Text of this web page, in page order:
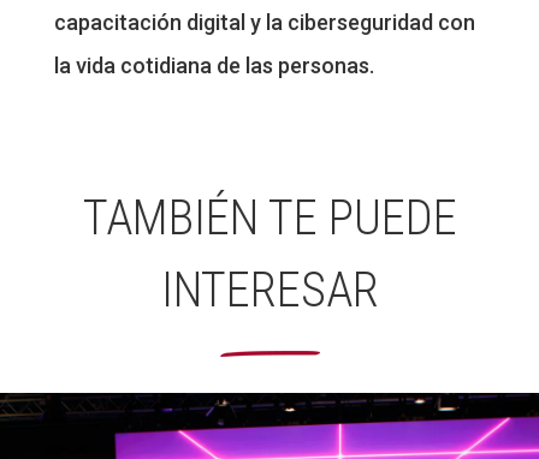
capacitación digital y la ciberseguridad con
la vida cotidiana de las personas.
TAMBIÉN TE PUEDE
INTERESAR